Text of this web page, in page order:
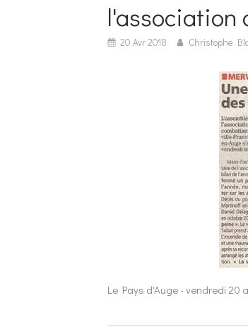
l'association
20 Avr 2018 Christophe
Le Pays d'Auge - vendredi 20